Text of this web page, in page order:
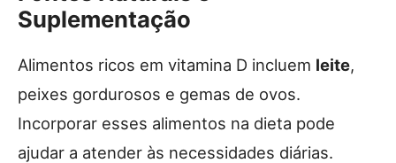
Suplementação
Alimentos ricos em vitamina D incluem leite,
peixes gordurosos e gemas de ovos.
Incorporar esses alimentos na dieta pode
ajudar a atender às necessidades diárias.